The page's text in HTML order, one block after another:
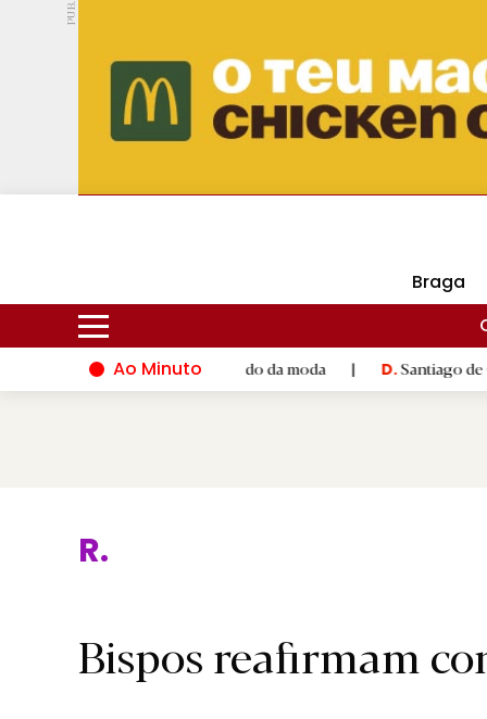
PUB.
Hoje 15ºC 30ºC DMtv
Braga
Ao Minuto
e à inovação do mundo da moda | D.Santiago de
Relig
Bispos reafirmam